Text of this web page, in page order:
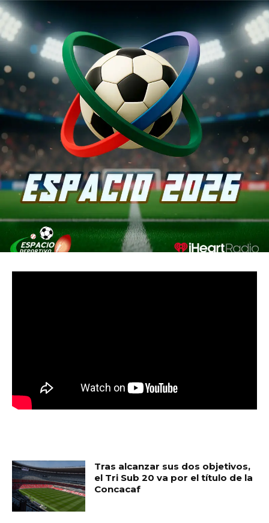
Tras alcanzar sus dos objetivos,
el Tri Sub 20 va por el título de la
Concacaf